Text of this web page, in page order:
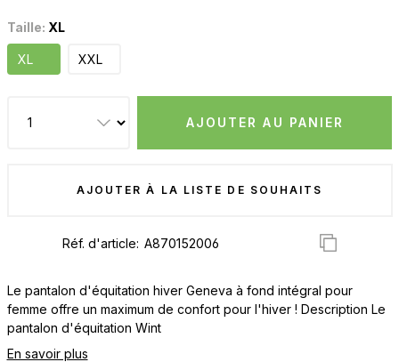
Taille: XL
XL XXL
AJOUTER AU PANIER
AJOUTER À LA LISTE DE SOUHAITS
Réf. d'article:
Le pantalon d'équitation hiver Geneva à fond intégral pour
femme offre un maximum de confort pour l'hiver ! Description Le
pantalon d'équitation Wint
En savoir plus